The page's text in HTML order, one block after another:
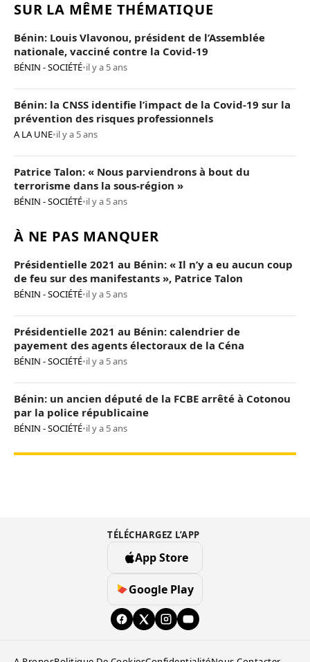
SUR LA MÊME THÉMATIQUE
Bénin: Louis Vlavonou, président de l’Assemblée
nationale, vacciné contre la Covid-19
BÉNIN - SOCIÉTÉ•il y a 5 ans
Bénin: la CNSS identifie l’impact de la Covid-19 sur la
prévention des risques professionnels
A LA UNE•il y a 5 ans
Patrice Talon: « Nous parviendrons à bout du
terrorisme dans la sous-région »
BÉNIN - SOCIÉTÉ•il y a 5 ans
À NE PAS MANQUER
Présidentielle 2021 au Bénin: « Il n’y a eu aucun coup
de feu sur des manifestants », Patrice Talon
BÉNIN - SOCIÉTÉ•il y a 5 ans
Présidentielle 2021 au Bénin: calendrier de
payement des agents électoraux de la Céna
BÉNIN - SOCIÉTÉ•il y a 5 ans
Bénin: un ancien député de la FCBE arrêté à Cotonou
par la police républicaine
BÉNIN - SOCIÉTÉ•il y a 5 ans
TÉLÉCHARGEZ L’APP
App Store
Google Play